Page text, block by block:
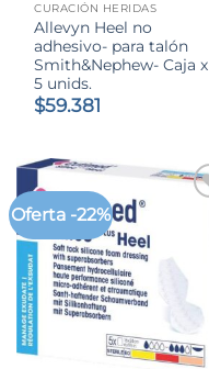
CURACIÓN HERIDAS
Allevyn Heel no
adhesivo- para talón
Smith&Nephew- Caja x
5 unids.
$59.381
Oferta -22%